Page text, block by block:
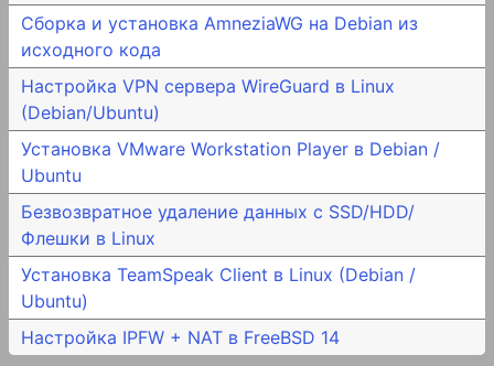
Сборка и установка AmneziaWG на Debian из
исходного кода
Настройка VPN сервера WireGuard в Linux
(Debian/Ubuntu)
Установка VMware Workstation Player в Debian /
Ubuntu
Безвозвратное удаление данных с SSD/HDD/
Флешки в Linux
Установка TeamSpeak Client в Linux (Debian /
Ubuntu)
Настройка IPFW + NAT в FreeBSD 14